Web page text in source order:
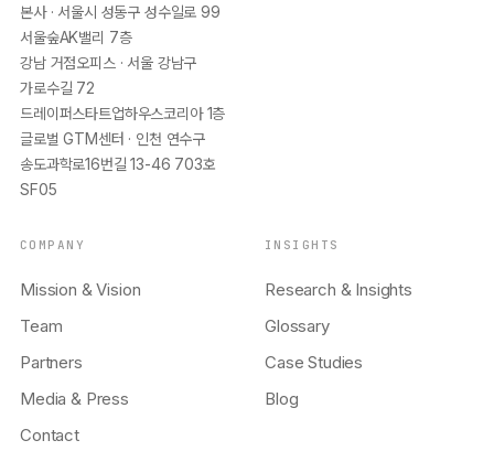
본사 · 서울시 성동구 성수일로 99
서울숲AK밸리 7층
강남 거점오피스 · 서울 강남구
가로수길 72
드레이퍼스타트업하우스코리아 1층
글로벌 GTM센터 · 인천 연수구
송도과학로16번길 13-46 703호
SF05
COMPANY
Mission & Vision
Team
Partners
Media & Press
Contact
INSIGHTS
Research & Insights
Glossary
Case Studies
Blog